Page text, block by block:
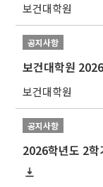
보건대학원
공지사항
보건대학원
보건대학원
공지사항
2026학년도 2학